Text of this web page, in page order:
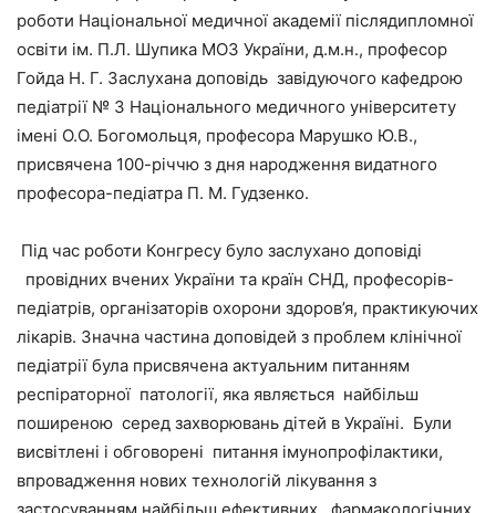
роботи Національної медичної академії післядипломної
освіти ім. П.Л. Шупика МОЗ України, д.м.н., професор
Гойда Н. Г. Заслухана доповідь завідуючого кафедрою
педіатрії № 3 Національного медичного університету
імені О.О. Богомольця, професора Марушко Ю.В.,
присвячена 100-річчю з дня народження видатного
професора-педіатра П. М. Гудзенко.
Під час роботи Конгресу було заслухано доповіді
провідних вчених України та країн СНД, професорів-
педіатрів, організаторів охорони здоров’я, практикуючих
лікарів. Значна частина доповідей з проблем клінічної
педіатрії була присвячена актуальним питанням
респіраторної патології, яка являється найбільш
поширеною серед захворювань дітей в Україні. Були
висвітлені і обговорені питання імунопрофілактики,
впровадження нових технологій лікування з